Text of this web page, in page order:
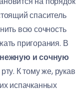
спаситель
всю сочность
пригорания. В
нежную и сочную
К тому же, рукав
испачканных